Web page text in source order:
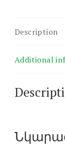
Description
Additional